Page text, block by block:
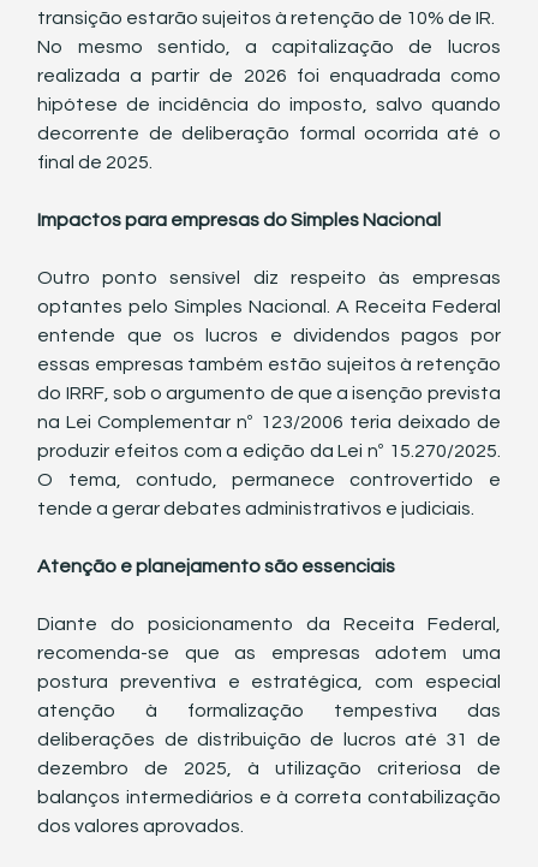
transição estarão sujeitos à retenção de 10% de IR.
No mesmo sentido, a capitalização de lucros
realizada a partir de 2026 foi enquadrada como
hipótese de incidência do imposto, salvo quando
decorrente de deliberação formal ocorrida até o
final de 2025.
Impactos para empresas do Simples Nacional
Outro ponto sensível diz respeito às empresas
optantes pelo Simples Nacional. A Receita Federal
entende que os lucros e dividendos pagos por
essas empresas também estão sujeitos à retenção
do IRRF, sob o argumento de que a isenção prevista
na Lei Complementar nº 123/2006 teria deixado de
produzir efeitos com a edição da Lei nº 15.270/2025.
O tema, contudo, permanece controvertido e
tende a gerar debates administrativos e judiciais.
Atenção e planejamento são essenciais
Diante do posicionamento da Receita Federal,
recomenda-se que as empresas adotem uma
postura preventiva e estratégica, com especial
atenção à formalização tempestiva das
deliberações de distribuição de lucros até 31 de
dezembro de 2025, à utilização criteriosa de
balanços intermediários e à correta contabilização
dos valores aprovados.